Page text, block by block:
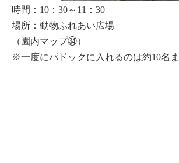
時間：10：30～11：30
場所：動物ふれあい広場
（園内マップ㉞）
※一度にパドックに入れるのは約10名